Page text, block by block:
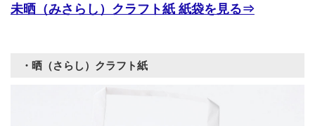
未晒（みさらし）クラフト紙 紙袋を見る⇒
・晒（さらし）クラフト紙